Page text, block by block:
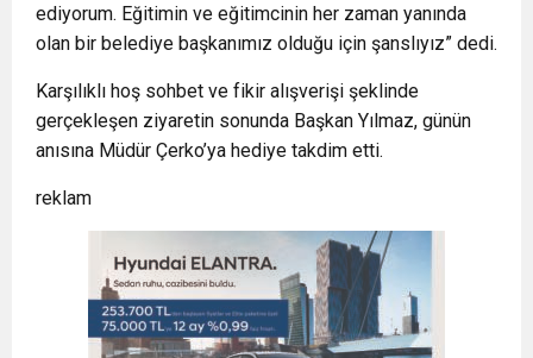
ediyorum. Eğitimin ve eğitimcinin her zaman yanında
olan bir belediye başkanımız olduğu için şanslıyız” dedi.
Karşılıklı hoş sohbet ve fikir alışverişi şeklinde
gerçekleşen ziyaretin sonunda Başkan Yılmaz, günün
anısına Müdür Çerko’ya hediye takdim etti.
reklam